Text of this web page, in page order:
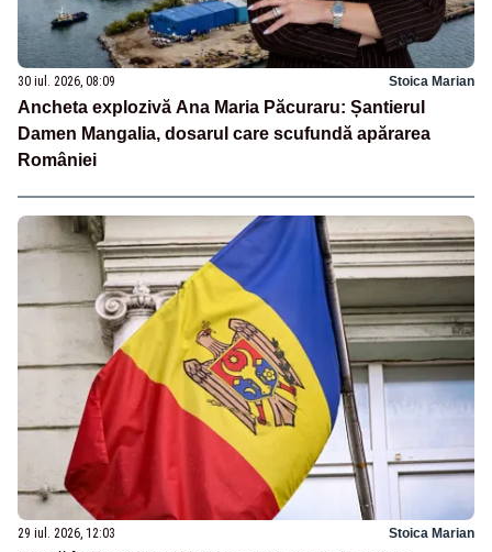
30 iul. 2026, 08:09 Stoica Marian
Ancheta explozivă Ana Maria Păcuraru: Șantierul
Damen Mangalia, dosarul care scufundă apărarea
României
29 iul. 2026, 12:03 Stoica Marian